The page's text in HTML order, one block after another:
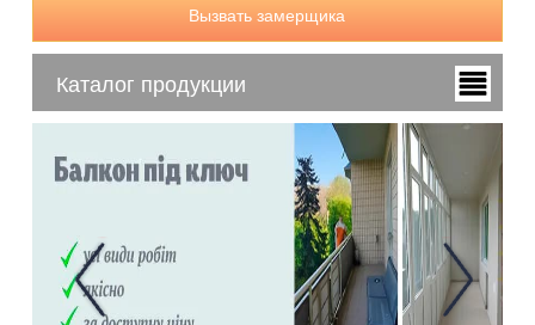
Вызвать замерщика
Каталог продукции